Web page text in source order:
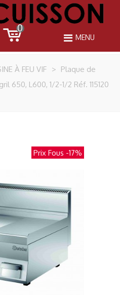
0
MENU
À FEU VIF > Plaque de
650, L600, 1/2-1/2 Réf. 115120
Prix Fous -17%